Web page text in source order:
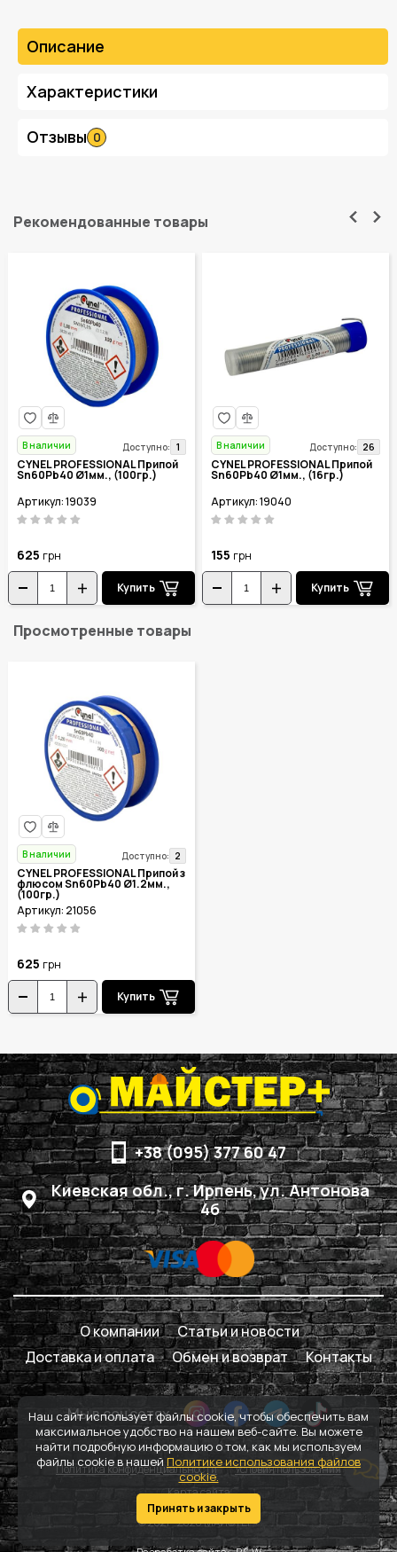
Описание
Характеристики
Отзывы 0
Рекомендованные товары
В наличии Доступно: 1
CYNEL PROFESSIONAL Припой
Sn60Pb40 Ø1мм., (100гр.)
Артикул: 19039
625 грн
Купить
В наличии Доступно: 26
CYNEL PROFESSIONAL Припой
Sn60Pb40 Ø1мм., (16гр.)
Артикул: 19040
155 грн
Купить
Просмотренные товары
В наличии Доступно: 2
CYNEL PROFESSIONAL Припой з
флюсом Sn60Pb40 Ø1.2мм.,
(100гр.)
Артикул: 21056
625 грн
Купить
+38 (095) 377 60 47
Киевская обл., г. Ирпень, ул. Антонова
4б
Мы в соцсетях
О компании
Статьи и новости
Доставка и оплата
Обмен и возврат Контакты
Политика конфиденциальности
Условия пользования
Карта сайта
© 2021 - 2026 МАЙСТЕР+
Наш сайт использует файлы cookie, чтобы обеспечить вам
максимальное удобство на нашем веб-сайте. Вы можете
найти подробную информацию о том, как мы используем
файлы cookie в нашей Политике использования файлов
cookie.
Принять и закрыть